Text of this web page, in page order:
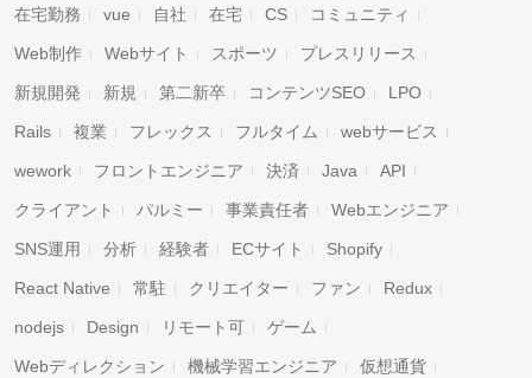
在宅勤務 vue 自社 在宅 CS コミュニティ
Web制作 Webサイト スポーツ プレスリリース
新規開発 新規 第二新卒 コンテンツSEO LPO
Rails 複業 フレックス フルタイム webサービス
wework フロントエンジニア 決済 Java API
クライアント パルミー 事業責任者 Webエンジニア
SNS運用 分析 経験者 ECサイト Shopify
React Native 常駐 クリエイター ファン Redux
nodejs Design リモート可 ゲーム
Webディレクション 機械学習エンジニア 仮想通貨